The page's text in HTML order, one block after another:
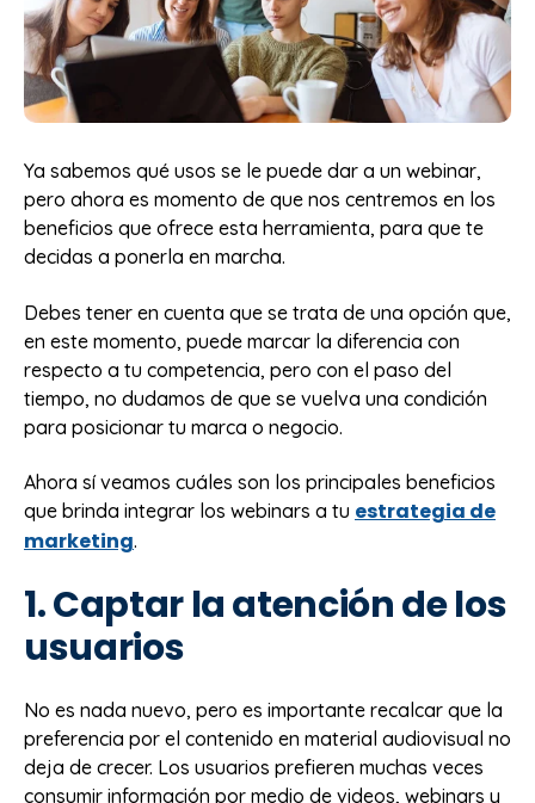
Ya sabemos qué usos se le puede dar a un webinar,
pero ahora es momento de que nos centremos en los
beneficios que ofrece esta herramienta, para que te
decidas a ponerla en marcha.
Debes tener en cuenta que se trata de una opción que,
en este momento, puede marcar la diferencia con
respecto a tu competencia, pero con el paso del
tiempo, no dudamos de que se vuelva una condición
para posicionar tu marca o negocio.
Ahora sí veamos cuáles son los principales beneficios
que brinda integrar los webinars a tu estrategia de
marketing.
1. Captar la atención de los
usuarios
No es nada nuevo, pero es importante recalcar que la
preferencia por el contenido en material audiovisual no
deja de crecer. Los usuarios prefieren muchas veces
consumir información por medio de videos, webinars y